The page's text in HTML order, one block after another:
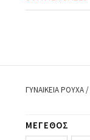
ΓΥΝΑΙΚΕΙΑ ΡΟΥΧΑ/
ΜΕΓΕΘΟΣ